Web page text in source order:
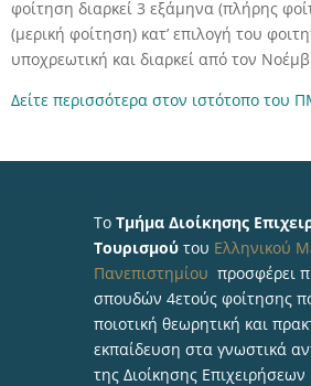
φοίτηση διαρκεί 3 εξάμηνα (πλήρης
(μερική φοίτηση) κατ’ επιλογή του
υποχρεωτική και διαρκεί από τον
Δείτε περισσότερα στον ιστότοπο του
Το Τμήμα Διοίκησης
Τουρισμού του Ελληνικού
Πανεπιστημίου προσφέρει
σπουδών 4ετούς φοίτησης
ποιοτική θεωρητική και
εκπαίδευση στα γνωστικά
της Διοίκησης Επιχειρήσεων